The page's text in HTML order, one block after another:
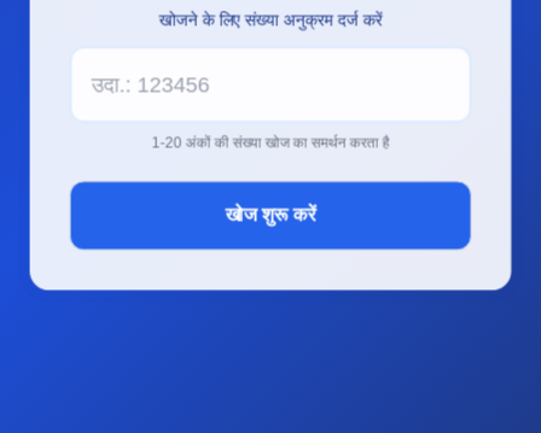
खोजने के लिए संख्या अनुक्रम दर्ज करें
1-20 अंकों की संख्या खोज का समर्थन करता है
खोज शुरू करें